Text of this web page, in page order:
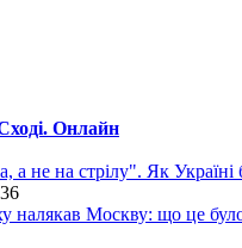
Онлайн
не на стрілу". Як Україні
налякав Москву: що це